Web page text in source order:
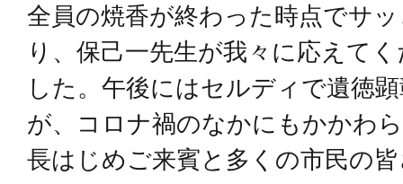
全員の焼香が終わった時点でサ
り、保己一先生が我々に応えて
した。午後にはセルディで遺徳
が、コロナ禍のなかにもかかわ
長はじめご来賓と多くの市民の